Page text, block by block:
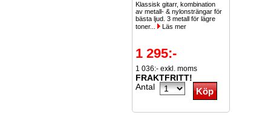
Klassisk gitarr, kombination
av metall- & nylonsträngar för
bästa ljud. 3 metall för lägre
toner...
Läs mer
1 295:-
1 036:- exkl. moms
FRAKTFRITT!
Antal